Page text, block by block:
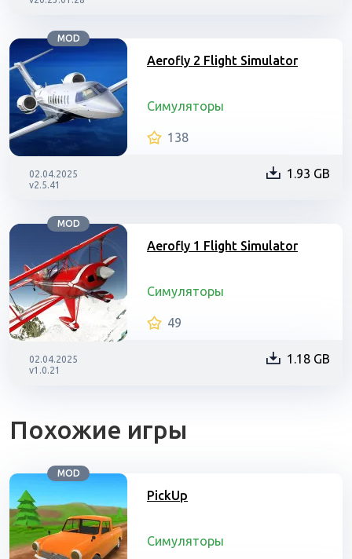
MOD
Aerofly 2 Flight Simulator
Симуляторы
138
02.04.2025
v2.5.41
1.93 GB
MOD
Aerofly 1 Flight Simulator
Симуляторы
49
02.04.2025
v1.0.21
1.18 GB
Похожие игры
MOD
PickUp
Симуляторы